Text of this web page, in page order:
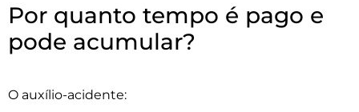
Por quanto tempo é pago e
pode acumular?
O auxílio-acidente: